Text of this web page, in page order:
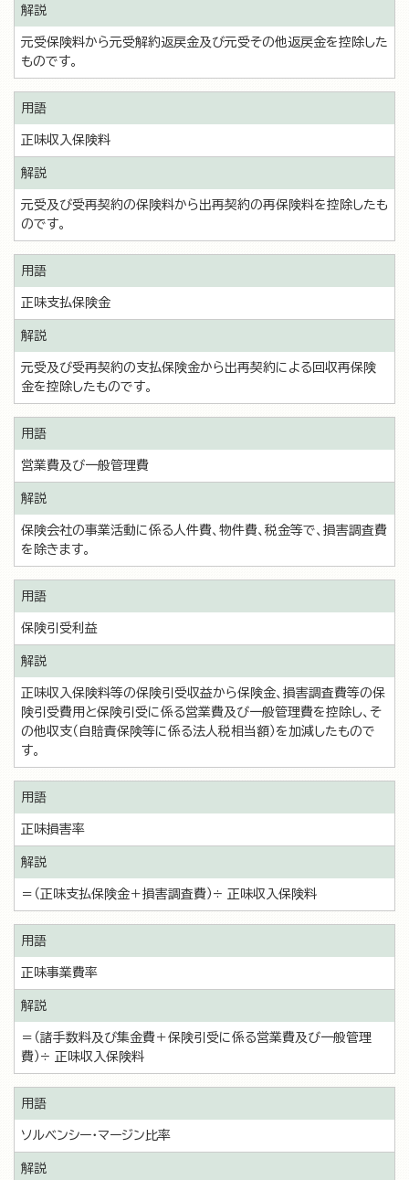
元受保険料から元受解約返戻金及び元受その他返戻金を控除した
ものです。
正味収入保険料
元受及び受再契約の保険料から出再契約の再保険料を控除したも
のです。
正味支払保険金
元受及び受再契約の支払保険金から出再契約による回収再保険
金を控除したものです。
営業費及び一般管理費
保険会社の事業活動に係る人件費、物件費、税金等で、損害調査費
を除きます。
保険引受利益
正味収入保険料等の保険引受収益から保険金、損害調査費等の保
険引受費用と保険引受に係る営業費及び一般管理費を控除し、そ
の他収支（自賠責保険等に係る法人税相当額）を加減したもので
す。
正味損害率
＝（正味支払保険金＋損害調査費）÷ 正味収入保険料
正味事業費率
＝（諸手数料及び集金費＋保険引受に係る営業費及び一般管理
費）÷ 正味収入保険料
ソルベンシー･マージン比率